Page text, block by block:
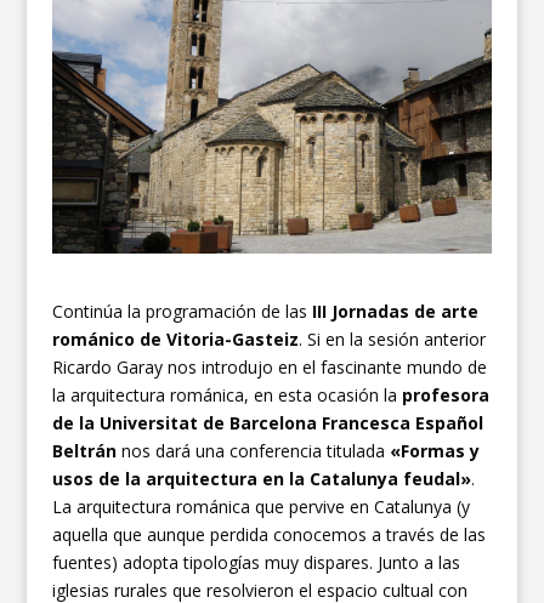
Continúa la programación de las III Jornadas de arte
románico de Vitoria-Gasteiz. Si en la sesión anterior
Ricardo Garay nos introdujo en el fascinante mundo de
la arquitectura románica, en esta ocasión la profesora
de la Universitat de Barcelona Francesca Español
Beltránnos dará una conferencia titulada «Formas y
usos de la arquitectura en la Catalunya feudal».
La arquitectura románica que pervive en Catalunya (y
aquella que aunque perdida conocemos a través de las
fuentes) adopta tipologías muy dispares. Junto a las
iglesias rurales que resolvieron el espacio cultual con